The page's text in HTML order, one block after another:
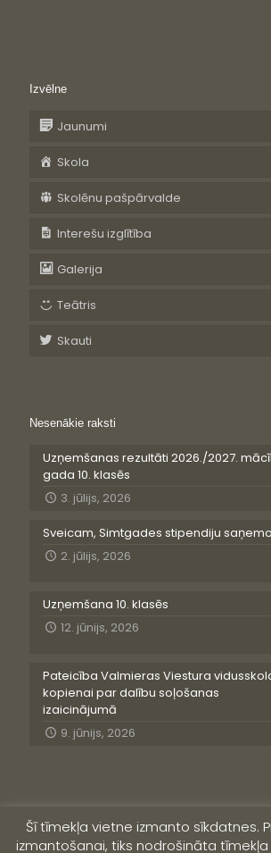
Izvēlne
Jaunumi
Skola
Skolēnu pašpārvalde
Interešu izglītība
Galerija
Teātris
Skauti
Nesenākie raksti
Uzņemšanas rezultāti 2026./2027.
gada 10. klasēs
3. jūlijs, 2026
Sveicam, Simtgades stipendiju
2. jūlijs, 2026
Uzņemšana 10. klasēs
12. jūnijs, 2026
Pateicība Valmieras Viestura
kopienai par dalību soļošanas
izaicinājumā
9. jūnijs, 2026
Šī tīmekļa vietne izmanto sīkdatnes.
izmantošanai, tiks nodrošināta